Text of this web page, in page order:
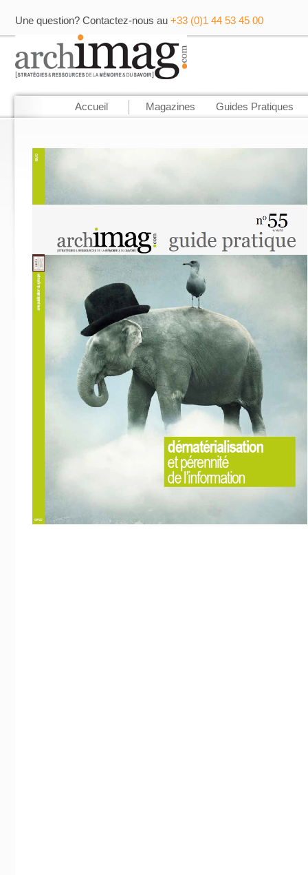
Une question? Contactez-nous au +33 (0)1 44 53 45 00
Accueil Magazines Guides Pratiques